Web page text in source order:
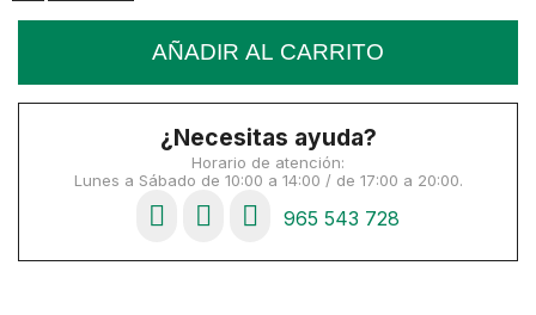
AÑADIR AL CARRITO
¿Necesitas ayuda?
Horario de atención:
Lunes a Sábado de 10:00 a 14:00 / de 17:00 a 20:00.
965 543 728